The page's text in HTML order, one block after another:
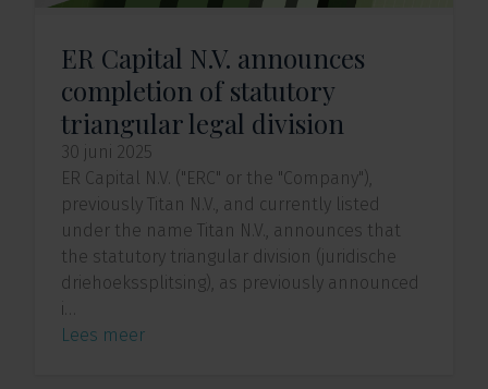
ER Capital N.V. announces
completion of statutory
triangular legal division
30 juni 2025
ER Capital N.V. ("ERC" or the "Company"),
previously Titan N.V., and currently listed
under the name Titan N.V., announces that
the statutory triangular division (juridische
driehoekssplitsing), as previously announced
i…
Lees meer